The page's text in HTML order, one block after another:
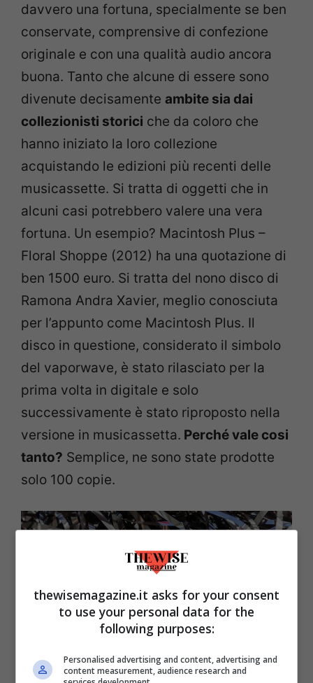
davvero una fortuna, specialmente se ben
conservate, comprensive di confezione
originale e con una qualità audio ancora
buona. Tanto che alcune di essere sono
divenute decisamente ambite sia dai
collezionisti storici che da coloro che
hanno iniziato la loro collezione
acquistando le edizioni più recenti delle
musicassette. Si tratta di oggetti che in
alcuni casi potrebbero valere una vera
fortuna. Un esempio? Macintosh Plus –
Floral Shoppe (2012) ha una quotazione di
ben 1500 euro. Si tratta del nono disco di
Ramona Andra Xavier, meglio conosciuta
per l’appunto come Macintosh Plus. Il
disco in questione, considerato il simbolo
del vaporwave, è stato rilasciato per la
prima volta in digitale e solo
successivamente è stato riproposto nella
versione in musicassetta. Perché vale cosi
tanto? Semplice, ne sono state prodotte
solo 100 copie.
thewisemagazine.it asks for your consent
to use your personal data for the
following purposes:
Personalised advertising and content, advertising and
content measurement, audience research and